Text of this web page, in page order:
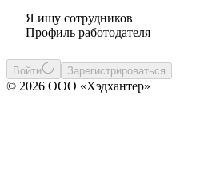
Я ищу сотрудников
Профиль работодателя
Войти Зарегистрироваться
© 2026 ООО «Хэдхантер»